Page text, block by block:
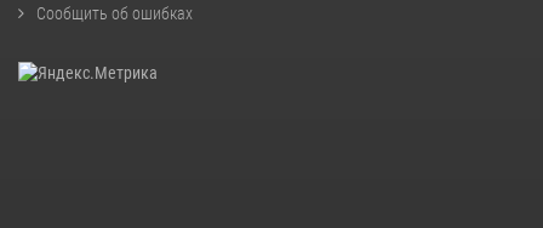
Сообщить об ошибках